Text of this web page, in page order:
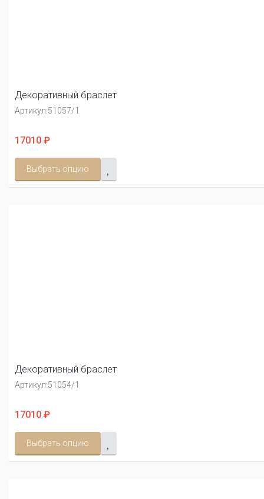
Декоративный браслет
Артикул:51057/1
17010 ₽
Выбрать опцию
Декоративный браслет
Артикул:51054/1
17010 ₽
Выбрать опцию